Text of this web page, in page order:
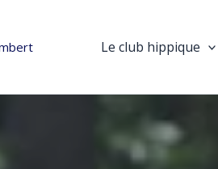
Le club hippique